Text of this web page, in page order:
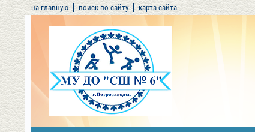
на главную поиск по сайту карта сайта